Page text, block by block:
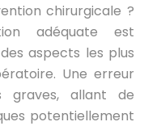
chirurgicale ?
adéquate est
aspects les plus
Une erreur
graves, allant de
potentiellement